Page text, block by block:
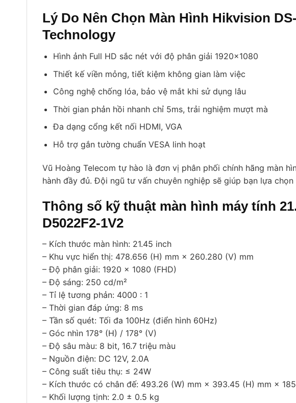
Lý Do Nên Chọn Màn Hình Hikvision
Technology
Hình ảnh Full HD sắc nét với độ phân giải 1920×1080
Thiết kế viền mỏng, tiết kiệm không gian làm việc
Công nghệ chống lóa, bảo vệ mắt khi sử dụng lâu
Thời gian phản hồi nhanh chỉ 5ms, trải nghiệm mượt mà
Đa dạng cổng kết nối HDMI, VGA
Hỗ trợ gắn tường chuẩn VESA linh hoạt
Vũ Hoàng Telecom tự hào là đơn vị phân phối chính hãng màn
hành đầy đủ. Đội ngũ tư vấn chuyên nghiệp sẽ giúp bạn lựa
Thông số kỹ thuật màn hình máy tính
D5022F2-1V2
– Kích thước màn hình: 21.45 inch
– Khu vực hiển thị: 478.656 (H) mm × 260.280 (V) mm
– Độ phân giải: 1920 × 1080 (FHD)
– Độ sáng: 250 cd/m²
– Tỉ lệ tương phản: 4000 : 1
– Thời gian đáp ứng: 8 ms
– Tần số quét: Tối đa 100Hz (điển hình 60Hz)
– Góc nhìn 178° (H) / 178° (V)
– Độ sâu màu: 8 bit, 16.7 triệu màu
– Nguồn điện: DC 12V, 2.0A
– Công suất tiêu thụ: ≤ 24W
– Kích thước có chân đế: 493.26 (W) mm × 393.45 (H) mm ×
– Khối lượng tịnh: 2.0 ± 0.5 kg